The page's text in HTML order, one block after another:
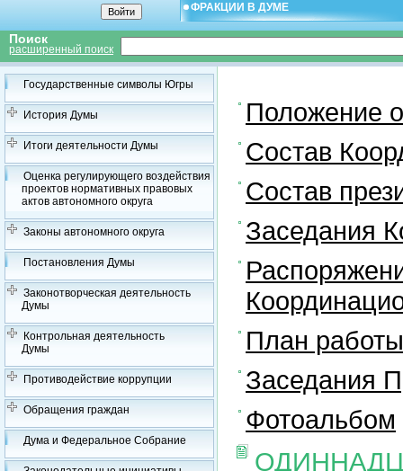
ФРАКЦИИ В ДУМЕ
Поиск
расширенный поиск
Государственные символы Югры
История Думы
Итоги деятельности Думы
Оценка регулирующего воздействия
проектов нормативных правовых
актов автономного округа
Законы автономного округа
Постановления Думы
Законотворческая деятельность
Думы
Контрольная деятельность
Думы
Противодействие коррупции
Обращения граждан
Дума и Федеральное Собрание
Положение
Состав
Состав
Заседания
План
Заседания
Фотоальбом